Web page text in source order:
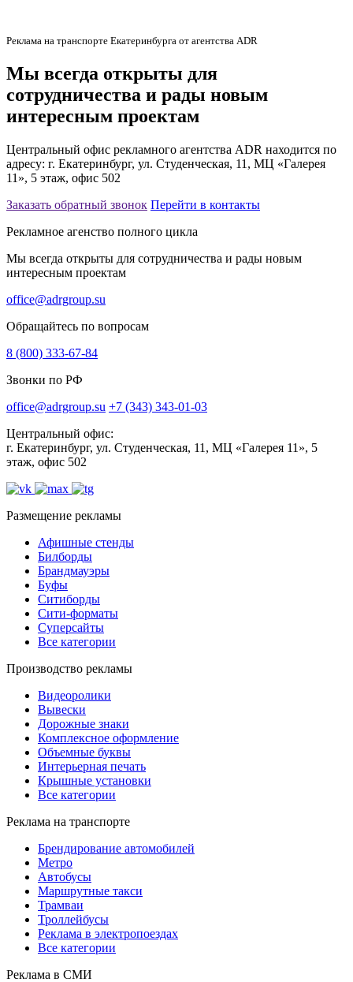
Реклама на транспорте Екатеринбурга от агентства ADR
Мы всегда открыты для
сотрудничества и рады новым
интересным проектам
Центральный офис рекламного агентства ADR находится по
адресу: г. Екатеринбург, ул. Студенческая, 11, МЦ «Галерея
11», 5 этаж, офис 502
Заказать обратный звонок Перейти в контакты
Рекламное агенство полного цикла
Мы всегда открыты для сотрудничества и рады новым
интересным проектам
office@adrgroup.su
Обращайтесь по вопросам
8 (800) 333-67-84
Звонки по РФ
office@adrgroup.su +7 (343) 343-01-03
Центральный офис:
г. Екатеринбург, ул. Студенческая, 11, МЦ «Галерея 11», 5
этаж, офис 502
Размещение рекламы
Афишные стенды
Билборды
Брандмауэры
Буфы
Ситиборды
Сити-форматы
Суперсайты
Все категории
Производство рекламы
Видеоролики
Вывески
Дорожные знаки
Комплексное оформление
Объемные буквы
Интерьерная печать
Крышные установки
Все категории
Реклама на транспорте
Брендирование автомобилей
Метро
Автобусы
Маршрутные такси
Трамваи
Троллейбусы
Реклама в электропоездах
Все категории
Реклама в СМИ